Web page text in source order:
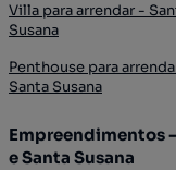
Villa para arrendar -
Susana
Penthouse para
Santa Susana
Empreendimentos
e Santa Susana